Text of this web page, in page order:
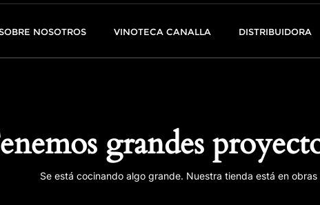
NOSOTROS VINOTECA CANALLA DISTRIBUIDORA
grandes
Se está cocinando algo grande. Nuestra tienda está en